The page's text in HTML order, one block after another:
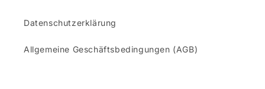
Datenschutzerklärung
Allgemeine Geschäftsbedingungen (AGB)